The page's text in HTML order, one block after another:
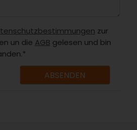
zur
un die AGB gelesen und bin